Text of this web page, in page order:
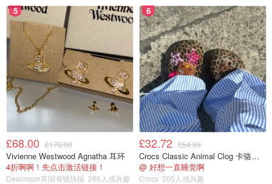
5
£68.00 £170.00
Vivienne Westwood Agnatha 耳环
4折啊啊！先点击激活链接！
Dealmoon英国省钱快报 266人感兴趣
6
£32.72 £54.99
Crocs Classic Animal Clog 卡骆驰动物印花洞洞鞋
@ 好想一直睡觉啊
Crocs 205人感兴趣